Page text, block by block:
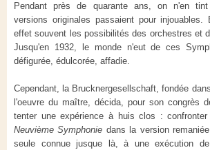
Pendant près de quarante ans, on n'en
versions originales passaient pour injouables.
effet souvent les possibilités des orchestres et
Jusqu'en 1932, le monde n'eut de ces
défigurée, édulcorée, affadie.
Cependant, la Brucknergesellschaft, fondée
l'oeuvre du maître, décida, pour son congrès
tenter une expérience à huis clos :
Neuvième Symphonie dans la version
seule connue jusque là, à une exécution